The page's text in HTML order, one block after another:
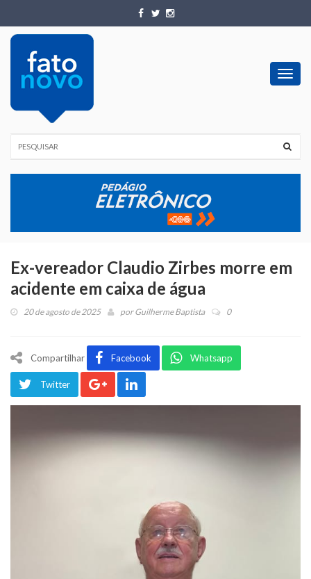
Ex-vereador Claudio Zirbes morre em
acidente em caixa de água
20 de agosto de 2025 porGuilherme Baptista 0
Compartilhar Facebook Whatsapp
Twitter